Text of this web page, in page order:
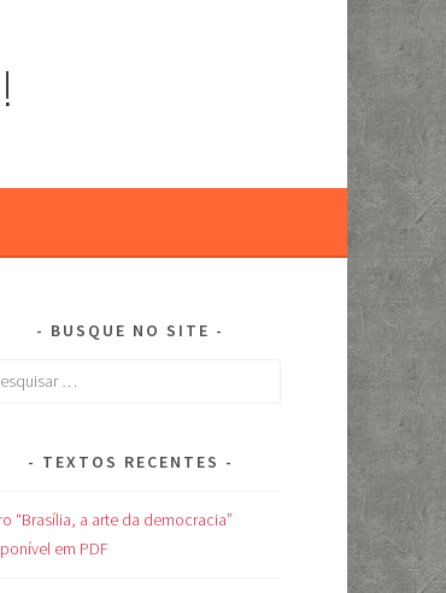
BUSQUE NO SITE
TEXTOS RECENTES
“Brasília, a arte da democracia”
em PDF